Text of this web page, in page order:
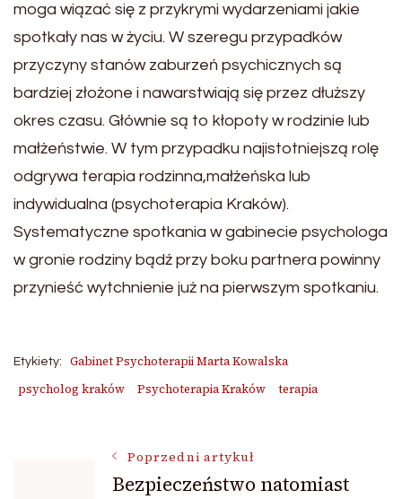
moga wiązać się z przykrymi wydarzeniami jakie
spotkały nas w życiu. W szeregu przypadków
przyczyny stanów zaburzeń psychicznych są
bardziej złożone i nawarstwiają się przez dłuższy
okres czasu. Głównie są to kłopoty w rodzinie lub
małżeństwie. W tym przypadku najistotniejszą rolę
odgrywa terapia rodzinna,małżeńska lub
indywidualna (psychoterapia Kraków).
Systematyczne spotkania w gabinecie psychologa
w gronie rodziny bądź przy boku partnera powinny
przynieść wytchnienie już na pierwszym spotkaniu.
Etykiety:
Gabinet Psychoterapii Marta Kowalska
psycholog kraków
Psychoterapia Kraków terapia
NawigacjaPoprzedni artykuł
Bezpieczeństwo natomiast